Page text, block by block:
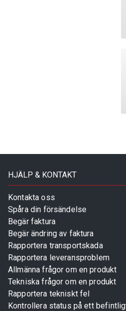
HJÄLP & KONTAKT
Kontakta oss
Spåra din försändelse
Begär faktura
Begär ändring av faktura
Rapportera transportskada
Rapportera leveransproblem
Allmänna frågor om en produkt
Tekniska frågor om en produkt
Rapportera tekniskt fel
Kontrollera status på ett